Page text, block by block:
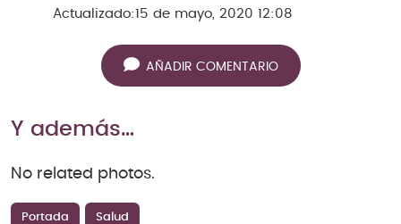
Actualizado:15 de mayo, 2020 12:08
AÑADIR COMENTARIO
Y además…
No related photos.
Portada Salud